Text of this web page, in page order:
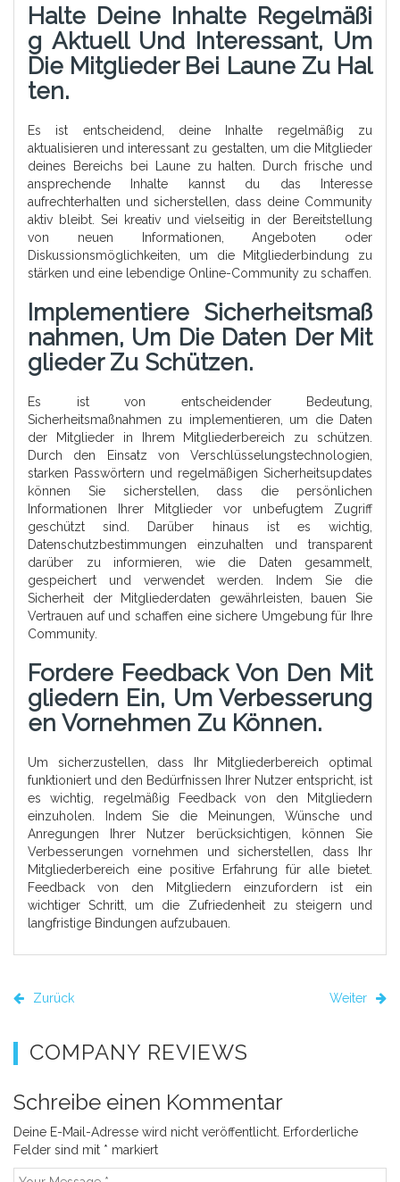
Halte Deine Inhalte Regelmäßi
G Aktuell Und Interessant, Um
Die Mitglieder Bei Laune Zu Hal
Ten.
Es ist entscheidend, deine Inhalte regelmäßig zu
aktualisieren und interessant zu gestalten, um die Mitglieder
deines Bereichs bei Laune zu halten. Durch frische und
ansprechende Inhalte kannst du das Interesse
aufrechterhalten und sicherstellen, dass deine Community
aktiv bleibt. Sei kreativ und vielseitig in der Bereitstellung
von neuen Informationen, Angeboten oder
Diskussionsmöglichkeiten, um die Mitgliederbindung zu
stärken und eine lebendige Online-Community zu schaffen.
Implementiere Sicherheitsmaß
Nahmen, Um Die Daten Der Mit
Glieder Zu Schützen.
Es ist von entscheidender Bedeutung,
Sicherheitsmaßnahmen zu implementieren, um die Daten
der Mitglieder in Ihrem Mitgliederbereich zu schützen.
Durch den Einsatz von Verschlüsselungstechnologien,
starken Passwörtern und regelmäßigen Sicherheitsupdates
können Sie sicherstellen, dass die persönlichen
Informationen Ihrer Mitglieder vor unbefugtem Zugriff
geschützt sind. Darüber hinaus ist es wichtig,
Datenschutzbestimmungen einzuhalten und transparent
darüber zu informieren, wie die Daten gesammelt,
gespeichert und verwendet werden. Indem Sie die
Sicherheit der Mitgliederdaten gewährleisten, bauen Sie
Vertrauen auf und schaffen eine sichere Umgebung für Ihre
Community.
Fordere Feedback Von Den Mit
Gliedern Ein, Um Verbesserung
En Vornehmen Zu Können.
Um sicherzustellen, dass Ihr Mitgliederbereich optimal
funktioniert und den Bedürfnissen Ihrer Nutzer entspricht, ist
es wichtig, regelmäßig Feedback von den Mitgliedern
einzuholen. Indem Sie die Meinungen, Wünsche und
Anregungen Ihrer Nutzer berücksichtigen, können Sie
Verbesserungen vornehmen und sicherstellen, dass Ihr
Mitgliederbereich eine positive Erfahrung für alle bietet.
Feedback von den Mitgliedern einzufordern ist ein
wichtiger Schritt, um die Zufriedenheit zu steigern und
langfristige Bindungen aufzubauen.
Zurück Weiter
COMPANY REVIEWS
Schreibe einen Kommentar
Deine E-Mail-Adresse wird nicht veröffentlicht. Erforderliche
Felder sind mit * markiert